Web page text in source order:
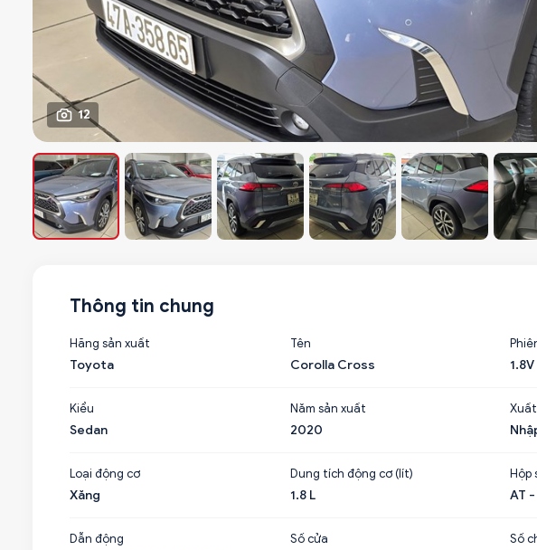
12
Thông tin chung
Hãng sản xuất
Toyota
Tên
Corolla Cross
1.8V
Kiểu
Sedan
Năm sản xuất
2020
Loại động cơ
Xăng
Dung tích động cơ (lít)
1.8 L
Hộp
AT
Dẫn động
Số cửa
Số